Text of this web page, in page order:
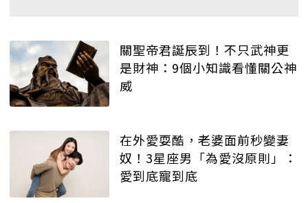
關聖帝君誕辰到！不只武神更
是財神：9個小知識看懂關公神
威
在外愛耍酷，老婆面前秒變妻
奴！3星座男「為愛沒原則」：
愛到底寵到底